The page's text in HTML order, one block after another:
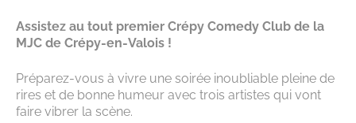
Assistez au tout premier Crépy Comedy Club de la
MJC de Crépy-en-Valois !
Préparez-vous à vivre une soirée inoubliable pleine de
rires et de bonne humeur avec trois artistes qui vont
faire vibrer la scène.